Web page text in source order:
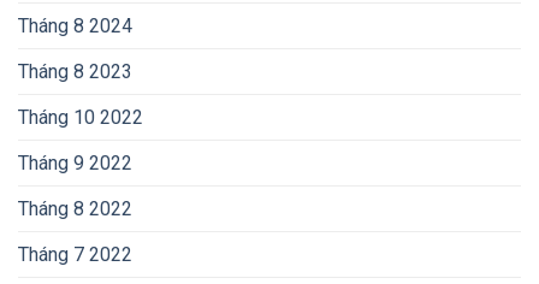
Tháng 8 2024
Tháng 8 2023
Tháng 10 2022
Tháng 9 2022
Tháng 8 2022
Tháng 7 2022